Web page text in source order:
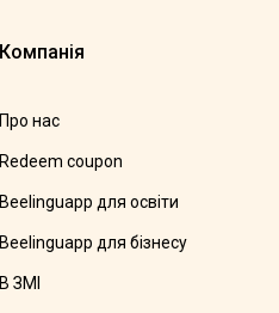
Компанія
Про нас
Redeem coupon
Beelinguapp для освіти
Beelinguapp для бізнесу
В ЗМІ